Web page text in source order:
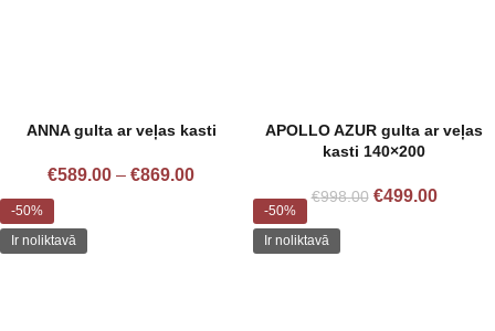
ANNA gulta ar veļas kasti
€589.00 – €869.00
APOLLO AZUR gulta ar veļas
kasti 140×200
€998.00 €499.00
-50%
Ir noliktavā
-50%
Ir noliktavā